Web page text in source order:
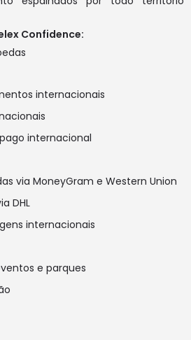
Confidence:
internacionais
internacional
via MoneyGram e Western Union
DHL
internacionais
e parques